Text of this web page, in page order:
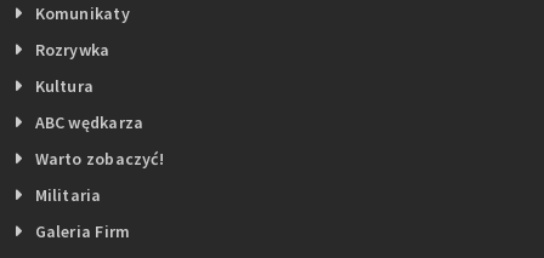
Komunikaty
Rozrywka
Kultura
ABC wędkarza
Warto zobaczyć!
Militaria
Galeria Firm